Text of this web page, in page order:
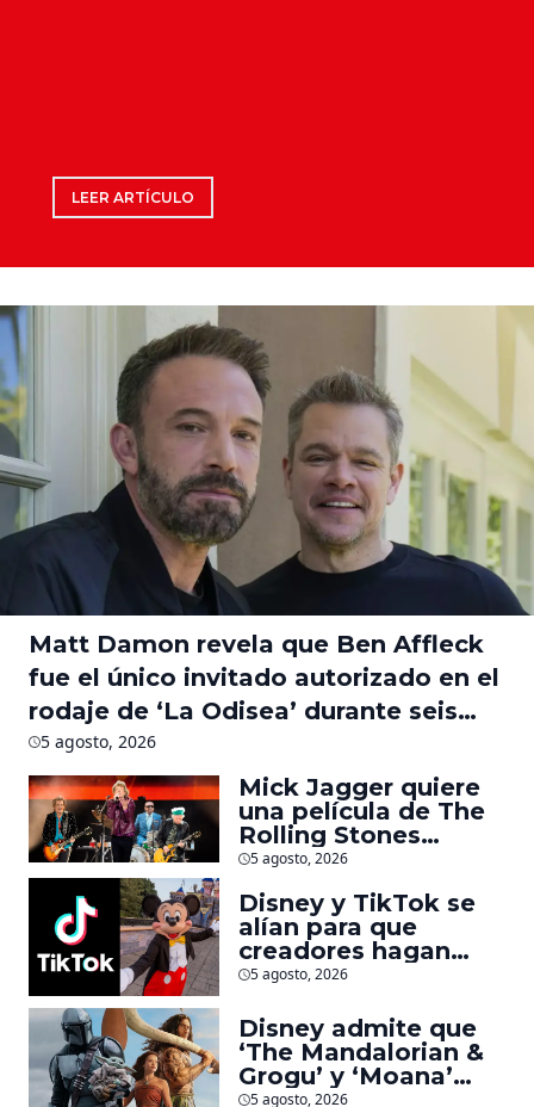
LEER ARTÍCULO
Matt Damon revela que Ben Affleck
fue el único invitado autorizado en el
rodaje de ‘La Odisea’ durante seis
meses
5 agosto, 2026
Mick Jagger quiere
una película de The
Rolling Stones
inspirado por los
Beatles
5 agosto, 2026
Disney y TikTok se
alían para que
creadores hagan
videos con
Marvel, Pixar y ‘Star
Wars’
5 agosto, 2026
Disney admite que
‘The Mandalorian &
Grogu’ y ‘Moana’
fueron decepciones
5 agosto, 2026